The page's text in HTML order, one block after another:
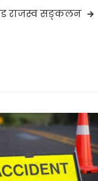
राजस्व सङ्कलन